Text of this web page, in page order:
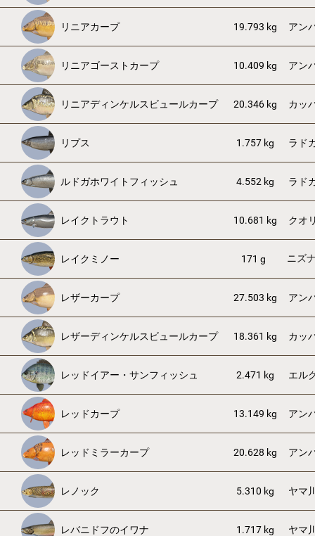
リニアカープ 19.793 kg アン
リニアゴーストカープ 10.409 kg アン
リニアディンケルスビュールカープ 20.346 kg カッ
リプス 1.757 kg ラド
ルドガホワイトフィッシュ 4.552 kg ラド
レイクトラウト 10.681 kg クオ
レイクミノー 171 g ニズ
レザーカープ 27.503 kg アン
レザーディンケルスビュールカープ 18.361 kg カッ
レッドイアー・サンフィッシュ 2.471 kg エル
レッドカープ 13.149 kg アン
レッドミラーカープ 20.628 kg アン
レノック 5.310 kg ヤマ
レバニドフのイワナ 1.717 kg ヤマ